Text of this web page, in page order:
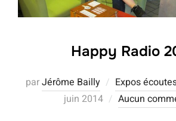
Happy Radio
parJérôme Bailly Expos
juin 2014
Aucun